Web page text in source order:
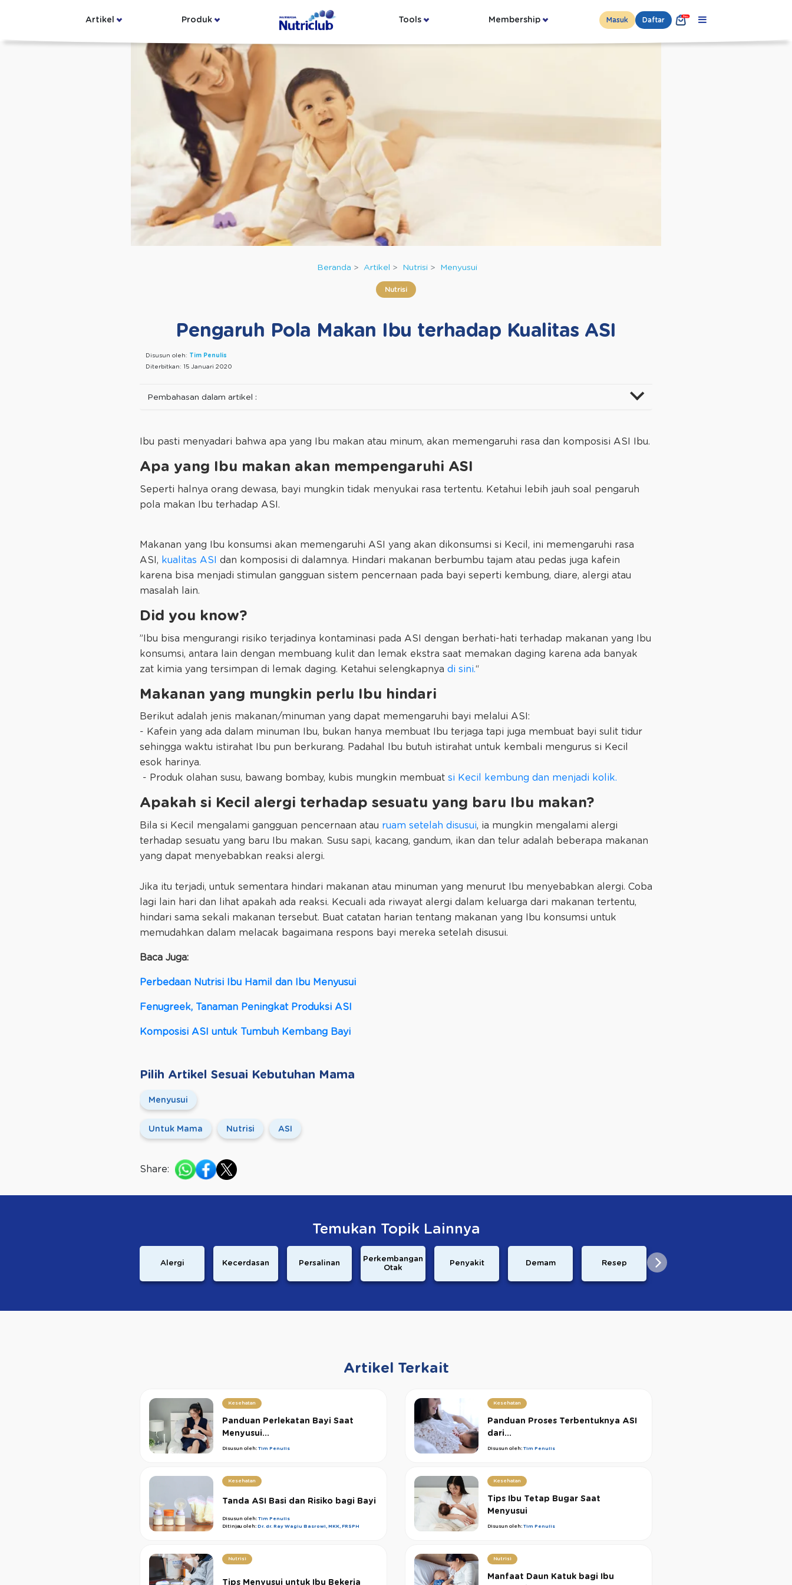
Artikel Produk Tools Membership Masuk Daftar
Beranda Artikel Nutrisi Menyusui
Nutrisi
Pengaruh Pola Makan Ibu terhadap Kualitas ASI
Disusun oleh: Tim Penulis
Diterbitkan: 15 Januari 2020
Pembahasan dalam artikel :
Ibu pasti menyadari bahwa apa yang Ibu makan atau minum, akan memengaruhi rasa dan komposisi ASI Ibu.
Apa yang Ibu makan akan mempengaruhi ASI
Seperti halnya orang dewasa, bayi mungkin tidak menyukai rasa tertentu. Ketahui lebih jauh soal pengaruh
pola makan Ibu terhadap ASI.
Makanan yang Ibu konsumsi akan memengaruhi ASI yang akan dikonsumsi si Kecil, ini memengaruhi rasa
ASI, kualitas ASI
dan komposisi di dalamnya. Hindari makanan berbumbu tajam atau pedas juga kafein
karena bisa menjadi stimulan gangguan sistem pencernaan pada bayi seperti kembung, diare, alergi atau
masalah lain.
Did you know?
”Ibu bisa mengurangi risiko terjadinya kontaminasi pada ASI dengan berhati-hati terhadap makanan yang Ibu
konsumsi, antara lain dengan membuang kulit dan lemak ekstra saat memakan daging karena ada banyak
zat kimia yang tersimpan di lemak daging. Ketahui selengkapnya di sini.“
Makanan yang mungkin perlu Ibu hindari
Berikut adalah jenis makanan/minuman yang dapat memengaruhi bayi melalui ASI:
- Kafein yang ada dalam minuman Ibu, bukan hanya membuat Ibu terjaga tapi juga membuat bayi sulit tidur
sehingga waktu istirahat Ibu pun berkurang. Padahal Ibu butuh istirahat untuk kembali mengurus si Kecil
esok harinya.
- Produk olahan susu, bawang bombay, kubis mungkin membuat si Kecil kembung dan menjadi kolik.
Apakah si Kecil alergi terhadap sesuatu yang baru Ibu makan?
Bila si Kecil mengalami gangguan pencernaan atau ruam setelah disusui, ia mungkin mengalami alergi
terhadap sesuatu yang baru Ibu makan. Susu sapi, kacang, gandum, ikan dan telur adalah beberapa makanan
yang dapat menyebabkan reaksi alergi.
Jika itu terjadi, untuk sementara hindari makanan atau minuman yang menurut Ibu menyebabkan alergi. Coba
lagi lain hari dan lihat apakah ada reaksi. Kecuali ada riwayat alergi dalam keluarga dari makanan tertentu,
hindari sama sekali makanan tersebut. Buat catatan harian tentang makanan yang Ibu konsumsi untuk
memudahkan dalam melacak bagaimana respons bayi mereka setelah disusui.
Baca Juga:
Perbedaan Nutrisi Ibu Hamil dan Ibu Menyusui
Fenugreek, Tanaman Peningkat Produksi ASI
Komposisi ASI untuk Tumbuh Kembang Bayi
Pilih Artikel Sesuai Kebutuhan Mama
Menyusui
Untuk Mama Nutrisi ASI
Share:
Temukan Topik Lainnya
Alergi Kecerdasan Persalinan
Perkembangan
Otak
Penyakit Demam Resep
Perkembangan
Artikel Terkait
Kesehatan
Panduan Perlekatan Bayi Saat
Menyusui...
Disusun oleh:Tim Penulis
Kesehatan
Panduan Proses Terbentuknya ASI
dari...
Disusun oleh:Tim Penulis
Kesehatan
Tanda ASI Basi dan Risiko bagi Bayi
Disusun oleh:Tim Penulis
Ditinjau oleh:Dr. dr. Ray Wagiu Basrowi, MKK, FRSPH
Kesehatan
Tips Ibu Tetap Bugar Saat
Menyusui
Disusun oleh:Tim Penulis
Nutrisi
Tips Menyusui untuk Ibu Bekerja
Nutrisi
Manfaat Daun Katuk bagi Ibu